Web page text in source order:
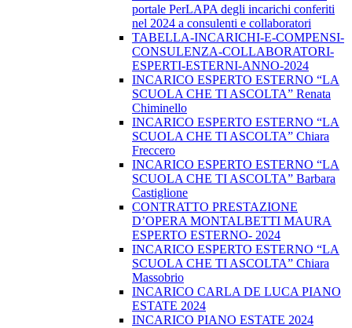
portale PerLAPA degli incarichi conferiti
nel 2024 a consulenti e collaboratori
TABELLA-INCARICHI-E-COMPENSI-
CONSULENZA-COLLABORATORI-
ESPERTI-ESTERNI-ANNO-2024
INCARICO ESPERTO ESTERNO “LA
SCUOLA CHE TI ASCOLTA” Renata
Chiminello
INCARICO ESPERTO ESTERNO “LA
SCUOLA CHE TI ASCOLTA” Chiara
Freccero
INCARICO ESPERTO ESTERNO “LA
SCUOLA CHE TI ASCOLTA” Barbara
Castiglione
CONTRATTO PRESTAZIONE
D’OPERA MONTALBETTI MAURA
ESPERTO ESTERNO- 2024
INCARICO ESPERTO ESTERNO “LA
SCUOLA CHE TI ASCOLTA” Chiara
Massobrio
INCARICO CARLA DE LUCA PIANO
ESTATE 2024
INCARICO PIANO ESTATE 2024